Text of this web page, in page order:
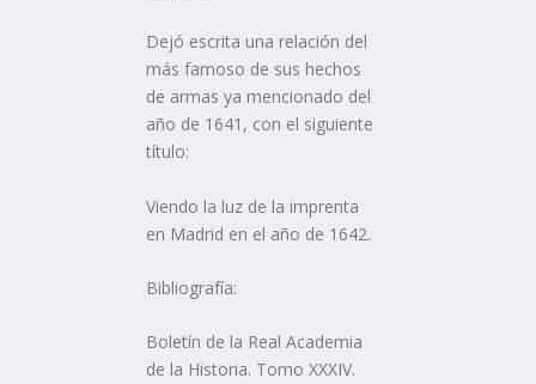
Dejó escrita una relación del
más famoso de sus hechos
de armas ya mencionado del
año de 1641, con el siguiente
tí­tulo:
Viendo la luz de la imprenta
en Madrid en el año de 1642.
Bibliografí­a:
Boletí­n de la Real Academia
de la Historia. Tomo XXXIV.